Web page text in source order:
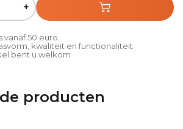
+
vanaf 50 euro
kwaliteit en functionaliteit
bent u welkom
producten